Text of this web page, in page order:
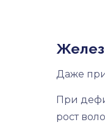
Даже при
При
рост